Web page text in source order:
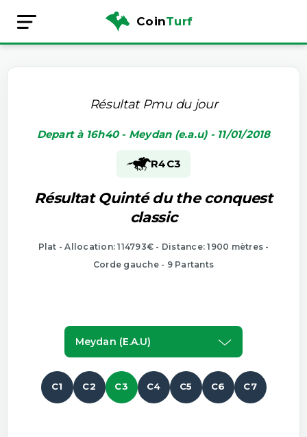
CoinTurf
Résultat Pmu du jour
Depart à 16h40 - Meydan (e.a.u) - 11/01/2018
R4C3
Résultat Quinté du the conquest
classic
Plat - Allocation: 114793€ - Distance: 1900 mètres -
Corde gauche - 9 Partants
Meydan (e.a.u)
C1 C2 C3 C4 C5 C6 C7